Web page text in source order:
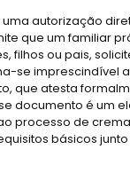
autorização
que um familiar
filhos ou pais,
se imprescindível
que atesta
documento é um
processo de
básicos